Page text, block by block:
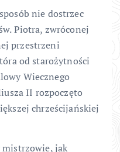
nie dostrzec
Piotra, zwróconej
przestrzeni
od starożytności
Wiecznego
II rozpoczęto
chrześcijańskiej
mistrzowie, jak